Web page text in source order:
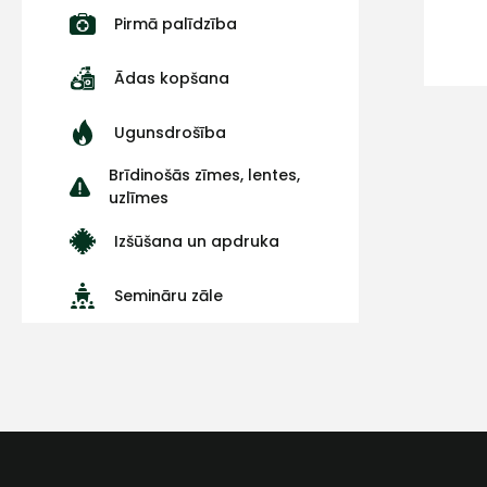
Pirmā palīdzība
Ādas kopšana
Ugunsdrošība
Brīdinošās zīmes, lentes,
uzlīmes
Izšūšana un apdruka
Semināru zāle